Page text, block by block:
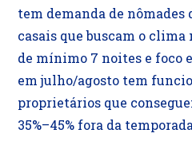
tem demanda de
casais que buscam o
de mínimo 7 noites e foco
em julho/agosto tem
proprietários que
35%–45% fora da